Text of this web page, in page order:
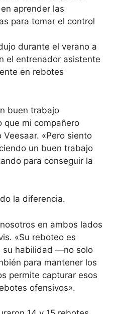
aprender las
para tomar el control
durante el verano a
el entrenador asistente
en rebotes
buen trabajo
que mi compañero
«Pero siento
un buen trabajo
para conseguir la
la diferencia.
en ambos lados
«Su reboteo es
su habilidad —no solo
para mantener los
permite capturar esos
ofensivos».